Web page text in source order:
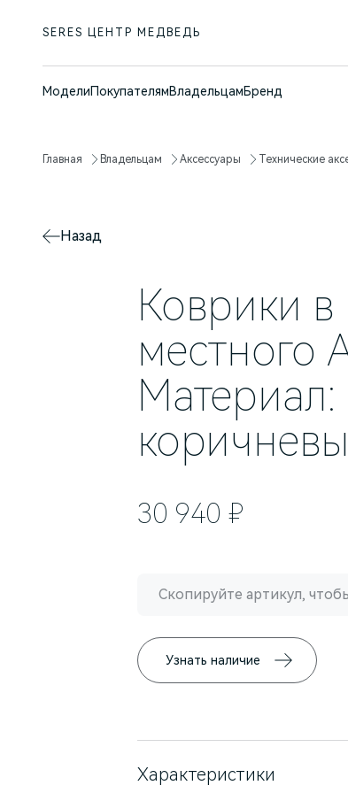
SERES ЦЕНТР МЕДВЕДЬ
МоделиПокупателямВладельцамБренд
Главная Владельцам Аксессуары Технические
Назад
Коврики
местного
Материал:
30 940 ₽
Скопируйте артикул,
Узнать наличие
Характеристики